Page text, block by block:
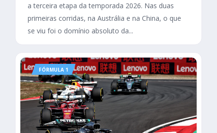
a terceira etapa da temporada 2026. Nas duas
primeiras corridas, na Austrália e na China, o que
se viu foi o domínio absoluto da...
FÓRMULA 1